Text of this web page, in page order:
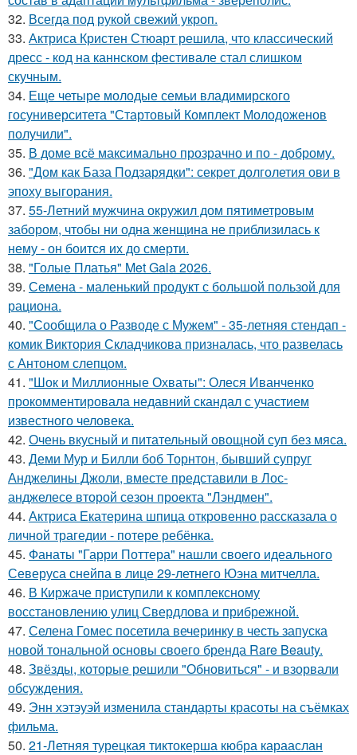
32. Всегда под рукой свежий укроп.
33. Актриса Кристен Стюарт решила, что классический
дресс - код на каннском фестивале стал слишком
скучным.
34. Еще четыре молодые семьи владимирского
госуниверситета "Стартовый Комплект Молодоженов
получили".
35. В доме всё максимально прозрачно и по - доброму.
36. "Дом как База Подзарядки": секрет долголетия ови в
эпоху выгорания.
37. 55-Летний мужчина окружил дом пятиметровым
забором, чтобы ни одна женщина не приблизилась к
нему - он боится их до смерти.
38. "Голые Платья" Met Gala 2026.
39. Семена - маленький продукт с большой пользой для
рациона.
40. "Сообщила о Разводе с Мужем" - 35-летняя стендап -
комик Виктория Складчикова призналась, что развелась
с Антоном слепцом.
41. "Шок и Миллионные Охваты": Олеся Иванченко
прокомментировала недавний скандал с участием
известного человека.
42. Очень вкусный и питательный овощной суп без мяса.
43. Деми Мур и Билли боб Торнтон, бывший супруг
Анджелины Джоли, вместе представили в Лос-
анджелесе второй сезон проекта "Лэндмен".
44. Актриса Екатерина шпица откровенно рассказала о
личной трагедии - потере ребёнка.
45. Фанаты "Гарри Поттера" нашли своего идеального
Северуса снейпа в лице 29-летнего Юэна митчелла.
46. В Киржаче приступили к комплексному
восстановлению улиц Свердлова и прибрежной.
47. Селена Гомес посетила вечеринку в честь запуска
новой тональной основы своего бренда Rare Beauty.
48. Звёзды, которые решили "Обновиться" - и взорвали
обсуждения.
49. Энн хэтэуэй изменила стандарты красоты на съёмках
фильма.
50. 21-Летняя турецкая тиктокерша кюбра карааслан